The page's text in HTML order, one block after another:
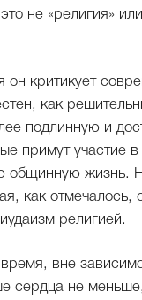
не «религия»
критикует
как
подлинную и
примут участие
общинную жизнь.
как отмечалось,
религией.
вне
сердца не